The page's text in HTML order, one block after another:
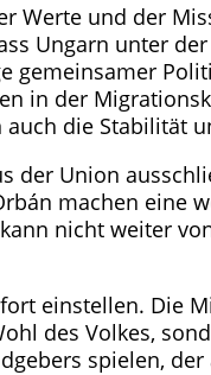
Werte und der
Ungarn unter
gemeinsamer
in der
die Stabilität
der Union
machen eine
nicht weiter
einstellen. Die
des Volkes,
spielen,